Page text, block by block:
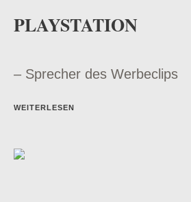
PLAYSTATION
– Sprecher des Werbeclips
WEITERLESEN